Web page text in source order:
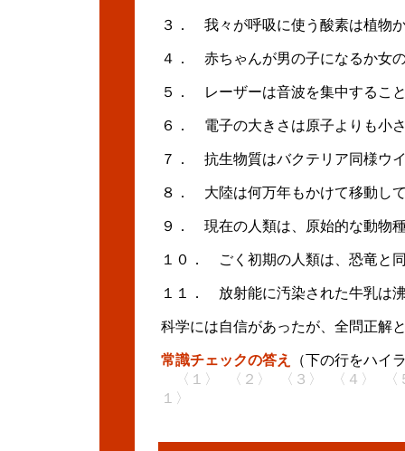
３． 我々が呼吸に使う酸素は植物
４． 赤ちゃんが男の子になるか女
５． レーザーは音波を集中するこ
６． 電子の大きさは原子よりも小
７． 抗生物質はバクテリア同様ウ
８． 大陸は何万年もかけて移動し
９． 現在の人類は、原始的な動物
１０． ごく初期の人類は、恐竜と
１１． 放射能に汚染された牛乳は
科学には自信があったが、全問正解
常識チェックの答え
（下の行をハイ
〈１〉
〈２〉 〈３〉 〈４〉
１〉